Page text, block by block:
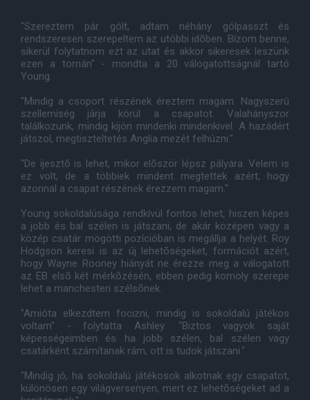
"Szereztem pár gólt, adtam néhány gólpasszt és
rendszeresen szerepeltem az utóbbi idõben. Bízom benne,
sikerül folytatnom ezt az utat és akkor sikeresek leszünk
ezen a tornán" - mondta a 20 válogatottságnál tartó
Young.
"Mindig a csoport részének éreztem magam. Nagyszerû
szellemiség járja körül a csapatot. Valahányszor
találkozunk, mindig kijön mindenki mindenkivel. A hazádért
játszol, megtiszteltetés Anglia mezét felhúzni."
"De ijesztõ is lehet, mikor elõször lépsz pályára. Velem is
ez volt, de a többiek mindent megtettek azért, hogy
azonnal a csapat részének érezzem magam."
Young sokoldalúsága rendkívül fontos lehet, hiszen képes
a jobb és bal szélen is játszani, de akár középen vagy a
közép csatár mögötti pozícióban is megállja a helyét. Roy
Hodgson keresi is az új lehetõségeket, formációt azért,
hogy Wayne Rooney hiányát ne érezze meg a válogatott
az EB elsõ két mérkõzésén, ebben pedig komoly szerepe
lehet a manchesteri szélsõnek.
"Amióta elkezdtem focizni, mindig is sokoldalú játékos
voltam" - folytatta Ashley. "Biztos vagyok saját
képességeimben és ha jobb szélen, bal szélen vagy
csatárként számítanak rám, ott is tudok játszani."
"Mindig jó, ha sokoldalú játékosok alkotnak egy csapatot,
különösen egy világversenyen, mert ez lehetõségeket ad a